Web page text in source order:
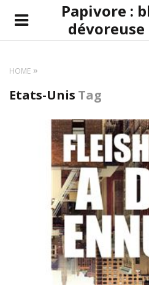
Papivore :
HOME
Etats-Unis Tag
LIRE LA